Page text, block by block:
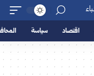
اقتصاد سياسة